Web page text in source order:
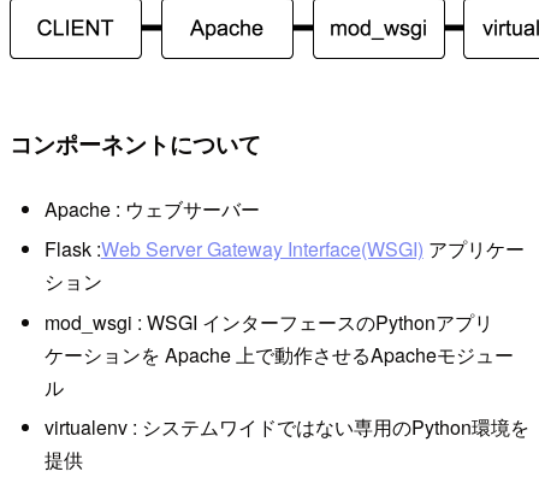
コンポーネントについて
Apache : ウェブサーバー
Flask :Web Server Gateway Interface(WSGI) アプリケー
ション
mod_wsgi : WSGI インターフェースのPythonアプリ
ケーションを Apache 上で動作させるApacheモジュー
ル
virtualenv : システムワイドではない専用のPython環境を
提供